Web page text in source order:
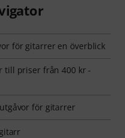
för gitarrer en överblick
till priser från 400 kr -
för gitarrer